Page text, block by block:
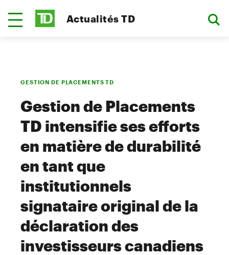
Actualités TD
GESTION DE PLACEMENTS TD
Gestion de Placements
TD intensifie ses efforts
en matière de durabilité
en tant que
institutionnels
signataire original de la
déclaration des
investisseurs canadiens